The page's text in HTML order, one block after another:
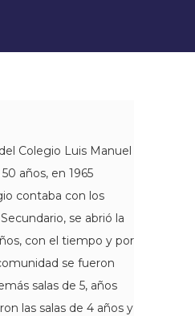
Colegio Luis Manuel
años, en 1965
contaba con los
se abrió la
con el tiempo y por
se fueron
salas de 5, años
las salas de 4 años y